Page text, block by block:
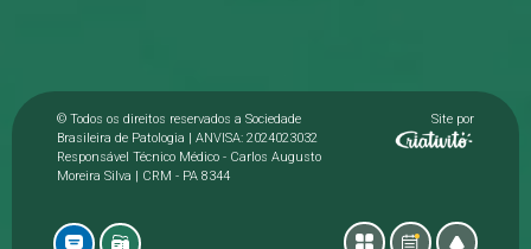
© Todos os direitos reservados a Sociedade
Brasileira de Patologia | ANVISA: 2024023032
Responsável Técnico Médico - Carlos Augusto
Moreira Silva | CRM - PA 8344
Site por